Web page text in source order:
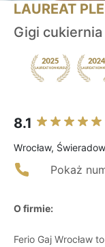
LAUREAT
Gigi cukiernia
8.1
Wrocław,
Pokaż
O firmie:
Ferio Gaj Wrocław